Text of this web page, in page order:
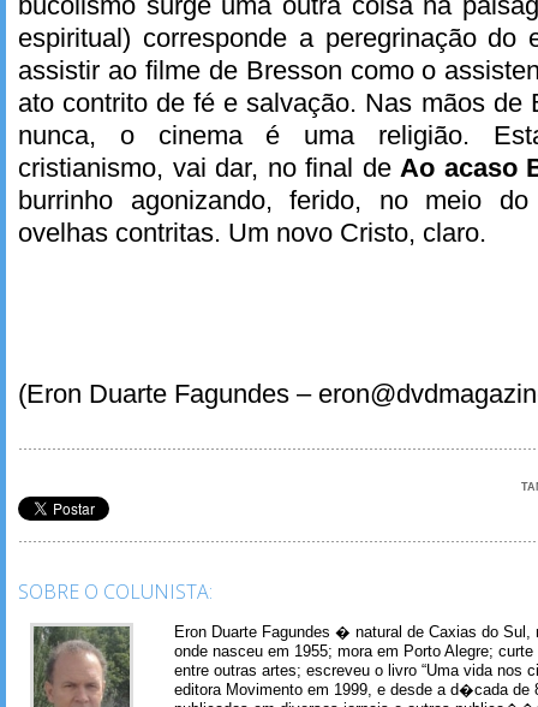
espiritual) corresponde a peregrinação do
assistir ao filme de Bresson como o
ato contrito de fé e salvação. Nas mãos de
nunca, o cinema é uma religião.
cristianismo, vai dar, no final deAo acaso
burrinho agonizando, ferido, no meio
ovelhas contritas. Um novo Cristo, claro.
(Eron Duarte Fagundes –
SOBRE O COLUNISTA:
Eron Duarte Fagundes � natural de Caxias do Sul,
onde nasceu em 1955; mora em Porto Alegre;
entre outras artes; escreveu o livro “Uma vida nos
editora Movimento em 1999, e desde a d�cada de